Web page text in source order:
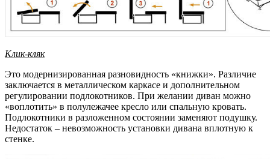
Клик-кляк
Это модернизированная разновидность «книжки». Различие
заключается в металлическом каркасе и дополнительном
регулировании подлокотников. При желании диван можно
«воплотить» в полулежачее кресло или спальную кровать.
Подлокотники в разложенном состоянии заменяют подушку.
Недостаток – невозможность установки дивана вплотную к
стенке.